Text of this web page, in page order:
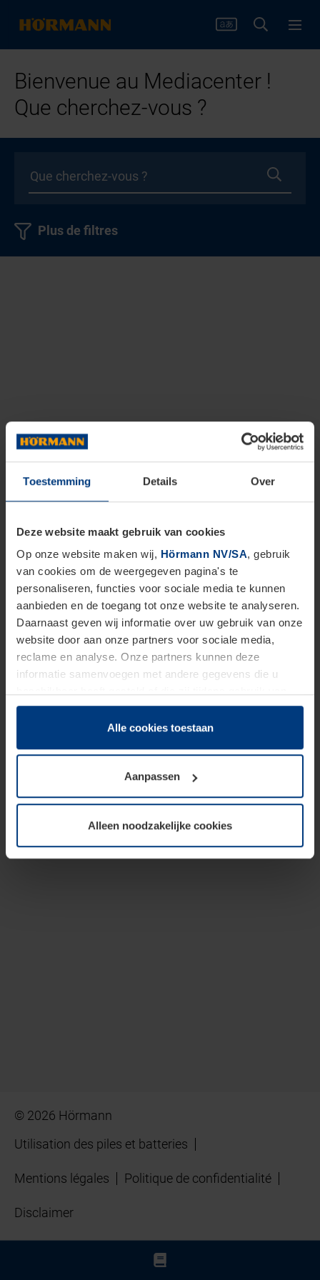
Toestemming Details Over
Deze website maakt gebruik van cookies
Op onze website maken wij, Hörmann NV/SA, gebruik
van cookies om de weergegeven pagina's te
personaliseren, functies voor sociale media te kunnen
aanbieden en de toegang tot onze website te analyseren.
Daarnaast geven wij informatie over uw gebruik van onze
website door aan onze partners voor sociale media,
reclame en analyse. Onze partners kunnen deze
informatie samenvoegen met andere gegevens die u
hun diensten hebben verzameld.
Juridisch hebben wij het recht om cookies op uw
van deze pagina's absoluut vereist is. Voor alle andere
soorten cookies is uw toestemming benodigd. Uw
toestemming kunt u op elk moment bij de uitleg van de
wijzigen of herroepen.
Alle cookies toestaan
Aanpassen
Alleen noodzakelijke cookies
Bienvenue au Mediacenter !
Que cherchez-vous ?
Plus de filtres
© 2026 Hörmann
Utilisation des piles et batteries
Mentions légales Politique de confidentialité
Disclaimer